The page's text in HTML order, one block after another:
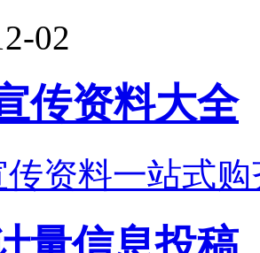
02
传资料大全
资料一站式购